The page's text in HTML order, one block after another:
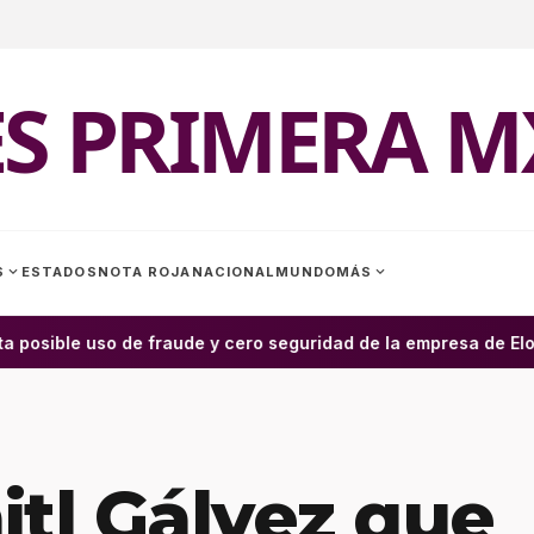
PRIMERA
expand_more ESTADOS NOTA ROJA NACIONAL MUNDOMÁS expand_more
uso de fraude y cero seguridad de la empresa de Elon